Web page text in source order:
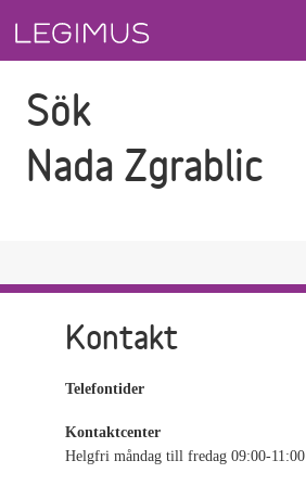
Sök
Nada Zgrablic
Kontakt
Telefontider
Kontaktcenter
Helgfri måndag till fredag 09:00-11:00